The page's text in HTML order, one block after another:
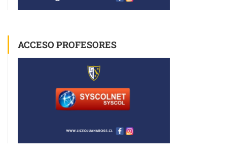
ACCESO PROFESORES